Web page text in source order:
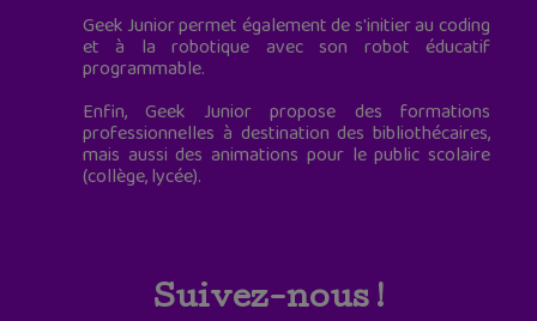
Geek Junior permet également de s'initier au coding
et à la robotique avec son robot éducatif
programmable.
Enfin, Geek Junior propose des formations
professionnelles à destination des bibliothécaires,
mais aussi des animations pour le public scolaire
(collège, lycée).
Suivez-nous !